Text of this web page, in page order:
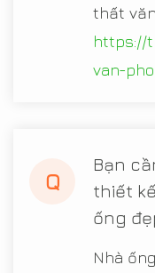
thất
https://
van-
Q
Bạn
thiết
ống
Nhà